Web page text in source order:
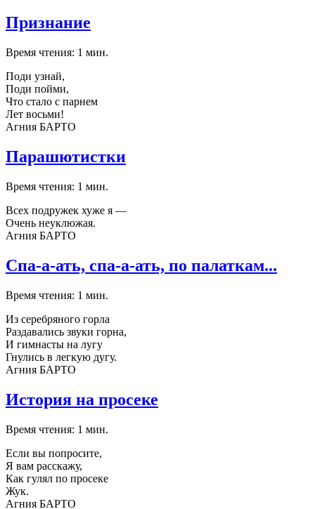
Признание
Время чтения: 1 мин.
Поди узнай,
Поди пойми,
Что стало с парнем
Лет восьми!
Агния БАРТО
Парашютистки
Время чтения: 1 мин.
Всех подружек хуже я —
Очень неуклюжая.
Агния БАРТО
Спа-а-ать, спа-а-ать, по палаткам...
Время чтения: 1 мин.
Из серебряного горла
Раздавались звуки горна,
И гимнасты на лугу
Гнулись в легкую дугу.
Агния БАРТО
История на просеке
Время чтения: 1 мин.
Если вы попросите,
Я вам расскажу,
Как гулял по просеке
Жук.
Агния БАРТО